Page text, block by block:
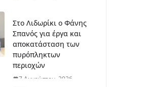
Στο Λιδωρίκι ο Φάνης
Σπανός για έργα και
αποκατάσταση των
πυρόπληκτων
περιοχών
7 Αυγούστου, 2026